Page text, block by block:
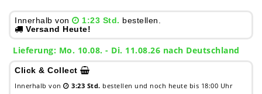
Innerhalb von 1:23 Std. bestellen.
Versand Heute!
Lieferung: Mo. 10.08. - Di. 11.08.26 nach Deutschland
Click & Collect
Innerhalb von 3:23 Std. bestellen und noch heute bis 18:00 Uhr